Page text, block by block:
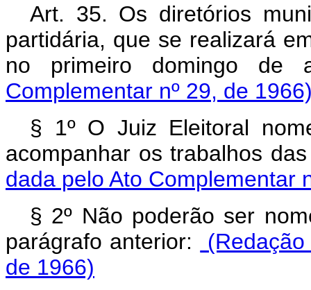
Art. 35. Os diretórios
partidária, que se realizará
no primeiro domingo de
Complementar nº 29, de
§ 1º O Juiz Eleitoral
acompanhar os trabalhos
dada pelo Ato Complementar
§ 2º Não poderão ser
parágrafo anterior:
de 1966)